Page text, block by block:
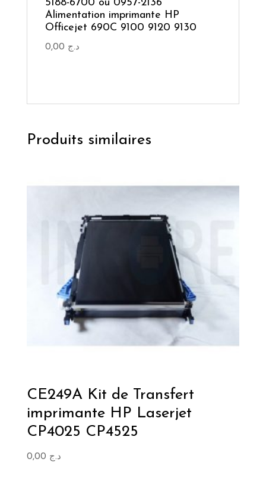
5188-6700 ou 0957-2136
Alimentation imprimante HP
Officejet 690C 9100 9120 9130
د.ج
Produits similaires
CE249A Kit de Transfert
imprimante HP Laserjet
CP4025 CP4525
د.ج